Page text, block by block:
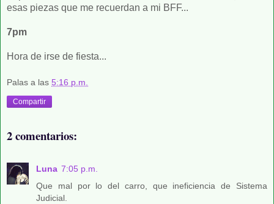
esas piezas que me recuerdan a mi BFF...
7pm
Hora de irse de fiesta...
Palas a las 5:16 p.m.
Compartir
2 comentarios:
Luna 7:05 p.m.
Que mal por lo del carro, que ineficiencia de Sistema
Judicial.